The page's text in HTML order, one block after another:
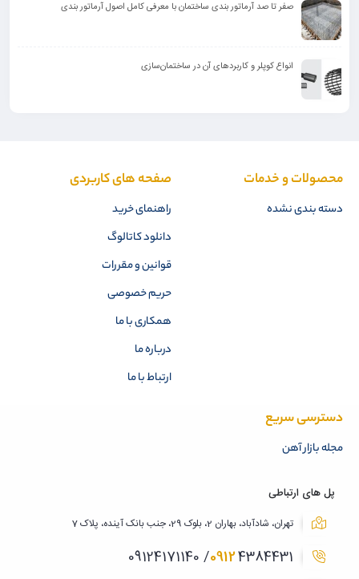
صفر تا صد آرماتور بندی ساختمان با معرفی کامل اصول آرماتور بندی
انواع کوپلر و کاربرد‌های آن در ساختمان‌سازی
محصولات و خدمات
دسته بندی نشده
صفحه های کاربردی
راهنمای خرید
دانلود کاتالوگ
قوانین و مقررات
حریم خصوصی
همکاری با ما
درباره ما
ارتباط با ما
دسترسی سریع
مجله بازار آهن
پل های ارتباطی
تهران، شادآباد، بهاران 2، بلوک 29، جنب بانک آینده، پلاک 7
09124384431/ 09124171140